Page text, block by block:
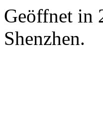
Geöffnet in
Shenzhen.